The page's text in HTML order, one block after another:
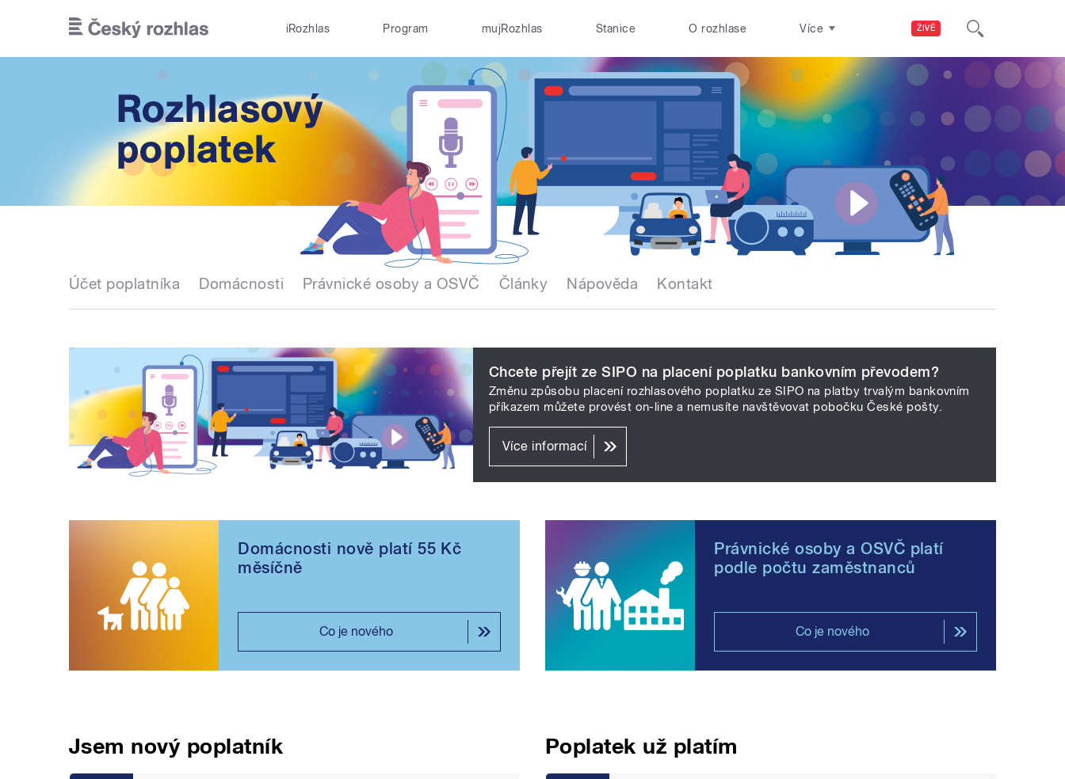
ŽIVĚ
iRozhlas Program mujRozhlas Stanice O rozhlase Více
Účet poplatníka Domácnosti Právnické osoby a OSVČ Články Nápověda Kontakt
Chcete přejít ze SIPO na placení poplatku bankovním převodem?
Změnu způsobu placení rozhlasového poplatku ze SIPO na platby trvalým bankovním
příkazem můžete provést on-line a nemusíte navštěvovat pobočku České pošty.
Více informací
Domácnosti nově platí 55 Kč
měsíčně
Co je nového
Právnické osoby a OSVČ platí
podle počtu zaměstnanců
Co je nového
Jsem nový poplatník Poplatek už platím